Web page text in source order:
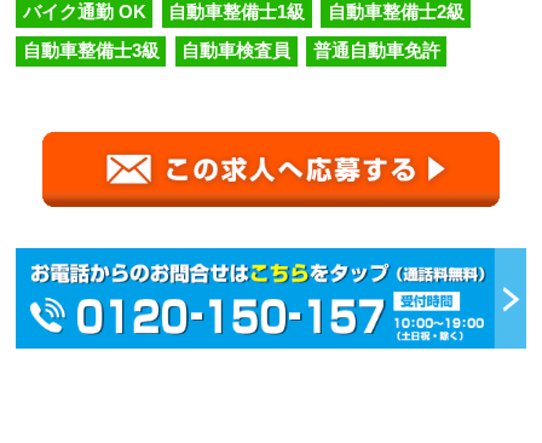
バイク通勤 OK 自動車整備士1級 自動車整備士2級
自動車整備士3級 自動車検査員 普通自動車免許